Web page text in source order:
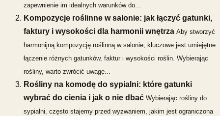
zapewnienie im idealnych warunków do...
Kompozycje roślinne w salonie: jak łączyć gatunki,
faktury i wysokości dla harmonii wnętrza Aby stworzyć
harmonijną kompozycję roślinną w salonie, kluczowe jest umiejętne
łączenie różnych gatunków, faktur i wysokości roślin. Wybierając
rośliny, warto zwrócić uwagę...
Rośliny na komodę do sypialni: które gatunki
wybrać do cienia i jak o nie dbać Wybierając rośliny do
sypialni, często stajemy przed wyzwaniem, jakim jest ograniczona